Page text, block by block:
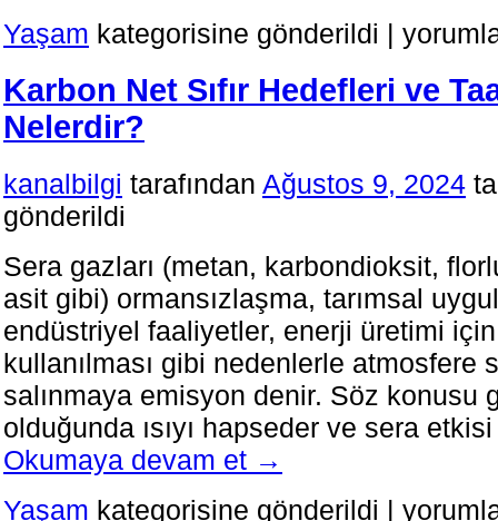
Yaşam kategorisine gönderildi | ve
Nedir?
Karbon Net Sıfır Hedefleri ve
Nelerdir?
kanalbilgi tarafından Ağustos 9, 2024
gönderildi
Sera gazları (metan, karbondioksit,
asit gibi) ormansızlaşma, tarımsal
endüstriyel faaliyetler, enerji üretimi için
kullanılması gibi nedenlerle atmosfere
salınmaya emisyon denir. Söz konusu
olduğunda ısıyı hapseder ve sera
Okumaya devam et →
Yaşam kategorisine gönderildi | Karbon